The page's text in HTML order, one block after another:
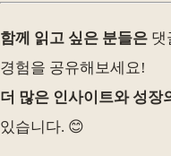
함께 읽고 싶은 분들은 댓
경험을 공유해보세요!
더 많은 인사이트와 성장
있습니다. 😊